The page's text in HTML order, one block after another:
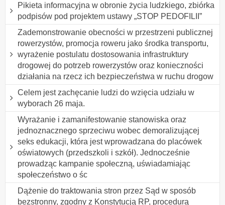
Pikieta informacyjna w obronie życia ludzkiego, zbiórka
podpisów pod projektem ustawy „STOP PEDOFILII”
Zademonstrowanie obecności w przestrzeni publicznej
rowerzystów, promocja roweru jako środka transportu,
wyrażenie postulatu dostosowania infrastruktury
drogowej do potrzeb rowerzystów oraz konieczności
działania na rzecz ich bezpieczeństwa w ruchu drogow
Celem jest zachęcanie ludzi do wzięcia udziału w
wyborach 26 maja.
Wyrażanie i zamanifestowanie stanowiska oraz
jednoznacznego sprzeciwu wobec demoralizującej
seks edukacji, która jest wprowadzana do placówek
oświatowych (przedszkoli i szkół). Jednocześnie
prowadząc kampanie społeczną, uświadamiając
społeczeństwo o śc
Dążenie do traktowania stron przez Sąd w sposób
bezstronny, zgodny z Konstytucją RP, procedurą